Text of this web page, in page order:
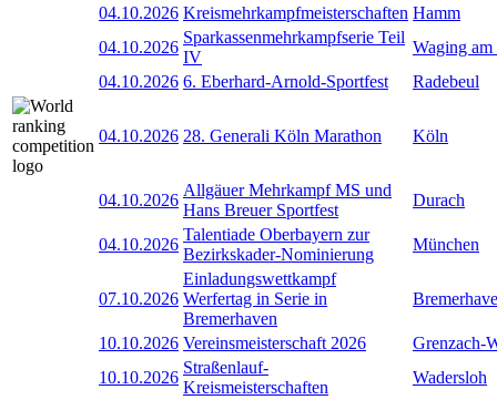
04.10.2026 Kreismehrkampfmeisterschaften Hamm
04.10.2026
Sparkassenmehrkampfserie Teil
IV
Waging am
04.10.2026 6. Eberhard-Arnold-Sportfest Radebeul
04.10.2026 28. Generali Köln Marathon Köln
04.10.2026
Allgäuer Mehrkampf MS und
Hans Breuer Sportfest
Durach
04.10.2026
Talentiade Oberbayern zur
Bezirkskader-Nominierung
München
07.10.2026
Einladungswettkampf
Werfertag in Serie in
Bremerhaven
10.10.2026 Vereinsmeisterschaft 2026
Grenzach-
10.10.2026
Straßenlauf-
Kreismeisterschaften
Wadersloh